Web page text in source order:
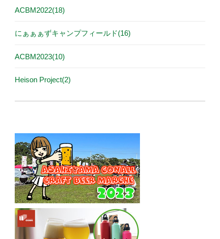
ACBM2022(18)
にぁぁぁずキャンプフィールド(16)
ACBM2023(10)
Heison Project(2)